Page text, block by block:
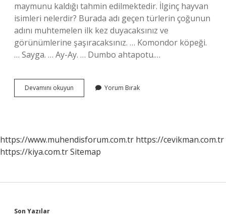
maymunu kaldığı tahmin edilmektedir. İlginç hayvan
isimleri nelerdir? Burada adı geçen türlerin çoğunun
adını muhtemelen ilk kez duyacaksınız ve
görünümlerine şaşıracaksınız. … Komondor köpeği.
… Sayga. … Ay-Ay. … Dumbo ahtapotu.…
Devamını okuyun
Değişik
Yorum Bırak
https://www.muhendisforum.com.tr https://cevikman.com.tr
https://kiya.com.trSitemap
Son Yazılar